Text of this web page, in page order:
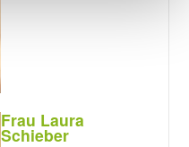
Frau Laura
Schieber